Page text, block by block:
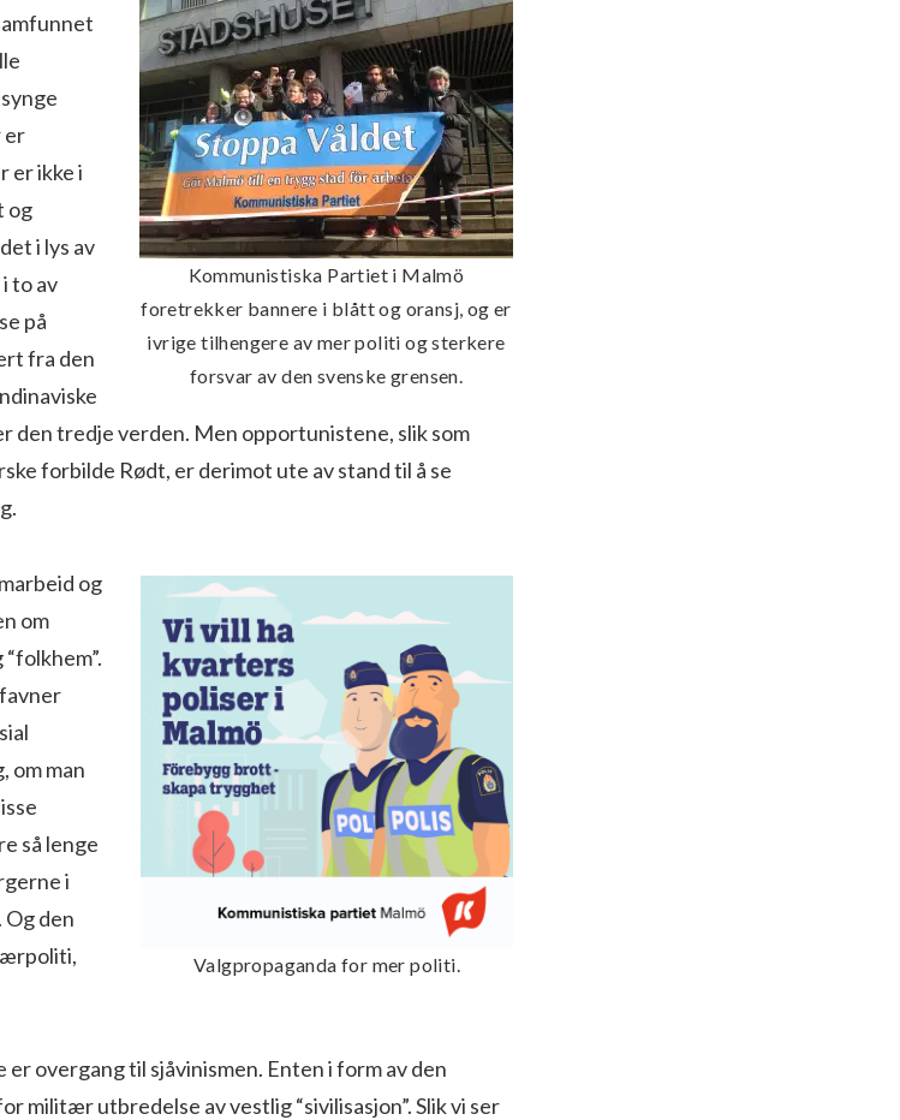
Kommunistiska Partiet i Malmö
foretrekker bannere i blått og oransj, og er
ivrige tilhengere av mer politi og sterkere
forsvar av den svenske grensen.
er
er ikke i
og
i lys av
to av
på
fra den
den tredje verden. Men opportunistene, slik som
forbilde Rødt, er derimot ute av stand til å se
Valgpropaganda for mer politi.
og
om
om man
så lenge
i
den
overgang til sjåvinismen. Enten i form av den
militær utbredelse av vestlig “sivilisasjon”. Slik vi ser